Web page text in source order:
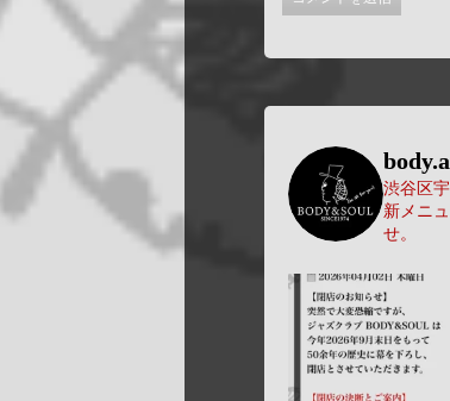
渋谷区
新メニ
せ。